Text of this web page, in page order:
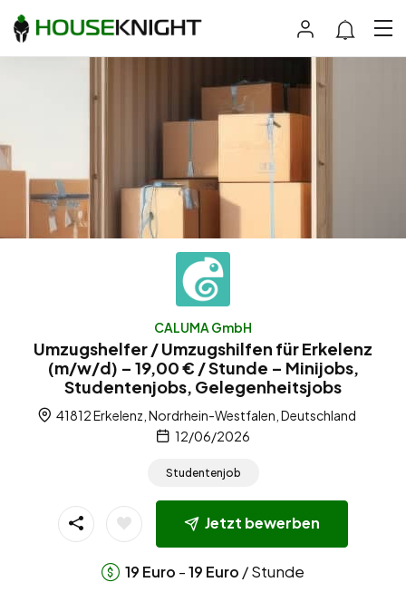
CALUMA GmbH
Umzugshelfer / Umzugshilfen für Erkelenz
(m/w/d) – 19,00 € / Stunde – Minijobs,
Studentenjobs, Gelegenheitsjobs
41812 Erkelenz, Nordrhein-Westfalen, Deutschland
12/06/2026
Studentenjob
Jetzt bewerben
19 Euro -19 Euro / Stunde